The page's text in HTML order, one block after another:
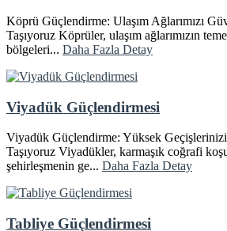
Köprü Güçlendirme: Ulaşım Ağlarımızı
Taşıyoruz Köprüler, ulaşım ağlarımızın
bölgeleri... Daha Fazla Detay
Viyadük Güçlendirmesi
Viyadük Güçlendirme: Yüksek
Taşıyoruz Viyadükler, karmaşık coğrafi
şehirleşmenin ge... Daha Fazla Detay
Tabliye Güçlendirmesi